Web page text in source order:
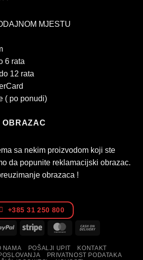
MJESTU
6 rata
12 rata
( po ponudi)
OBRAZAC
sa nekim proizvodom koji ste
da popunite reklamacijski obrazac.
obrazaca !
+385 31 250 800
PayPal Stripe MasterCard
Delivery
NAMA POŠALJI UPIT
KONTAKT
PRIVATNOST PODATAKA